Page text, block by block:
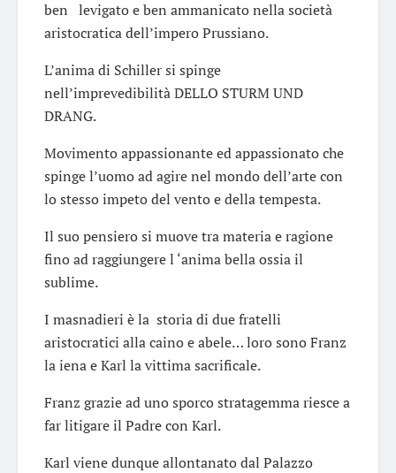
ben levigato e ben ammanicato nella società
aristocratica dell’impero Prussiano.
L’anima di Schiller si spinge
nell’imprevedibilità DELLO STURM UND
DRANG.
Movimento appassionante ed appassionato che
spinge l’uomo ad agire nel mondo dell’arte con
lo stesso impeto del vento e della tempesta.
Il suo pensiero si muove tra materia e ragione
fino ad raggiungere l ‘anima bella ossia il
sublime.
I masnadieri è la storia di due fratelli
aristocratici alla caino e abele… loro sono Franz
la iena e Karl la vittima sacrificale.
Franz grazie ad uno sporco stratagemma riesce a
far litigare il Padre con Karl.
Karl viene dunque allontanato dal Palazzo